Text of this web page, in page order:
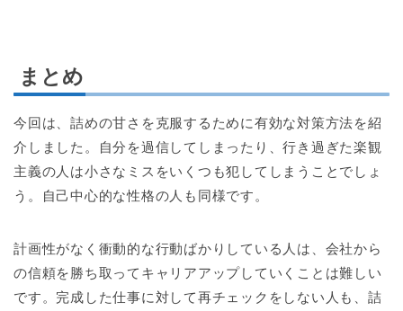
まとめ
今回は、詰めの甘さを克服するために有効な対策方法を紹
介しました。自分を過信してしまったり、行き過ぎた楽観
主義の人は小さなミスをいくつも犯してしまうことでしょ
う。自己中心的な性格の人も同様です。
計画性がなく衝動的な行動ばかりしている人は、会社から
の信頼を勝ち取ってキャリアアップしていくことは難しい
です。完成した仕事に対して再チェックをしない人も、詰